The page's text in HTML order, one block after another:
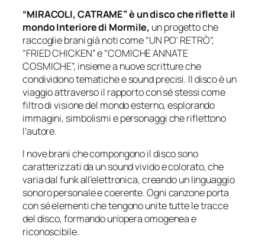
“MIRACOLI, CATRAME” è un disco che riflette il
mondo Interiore di Mormile, un progetto che
raccoglie brani già noti come “UN PO’ RETRÒ”,
“FRIED CHICKEN” e “COMICHE ANNATE
COSMICHE”, insieme a nuove scritture che
condividono tematiche e sound precisi. Il disco è un
viaggio attraverso il rapporto con sé stessi come
filtro di visione del mondo esterno, esplorando
immagini, simbolismi e personaggi che riflettono
l’autore.
I nove brani che compongono il disco sono
caratterizzati da un sound vivido e colorato, che
varia dal funk all’elettronica, creando un linguaggio
sonoro personale e coerente. Ogni canzone porta
con sé elementi che tengono unite tutte le tracce
del disco, formando un’opera omogenea e
riconoscibile.